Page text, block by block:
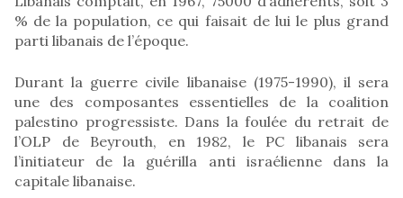
% de la population, ce qui faisait de lui le plus grand
parti libanais de l’époque.
Durant la guerre civile libanaise (1975-1990), il sera
une des composantes essentielles de la coalition
palestino progressiste. Dans la foulée du retrait de
l’OLP de Beyrouth, en 1982, le PC libanais sera
l’initiateur de la guérilla anti israélienne dans la
capitale libanaise.